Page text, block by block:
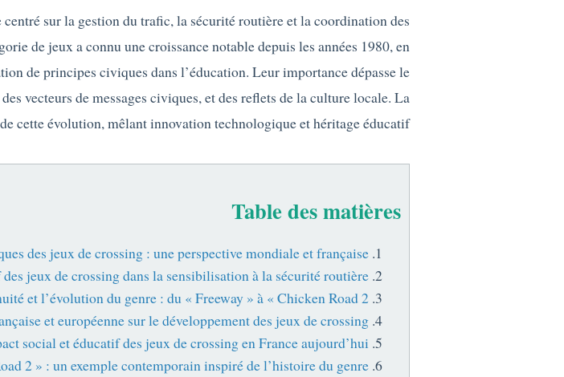
sur la gestion du trafic, la sécurité routière et la coordination des
de jeux a connu une croissance notable depuis les années 1980, en
de principes civiques dans l’éducation. Leur importance dépasse le
vecteurs de messages civiques, et des reflets de la culture locale. La
cette évolution, mêlant innovation technologique et héritage éducatif.
Table des matières
des jeux de crossing : une perspective mondiale et française
jeux de crossing dans la sensibilisation à la sécurité routière
et l’évolution du genre : du « Freeway » à « Chicken Road 2 »
et européenne sur le développement des jeux de crossing
social et éducatif des jeux de crossing en France aujourd’hui
2 » : un exemple contemporain inspiré de l’histoire du genre